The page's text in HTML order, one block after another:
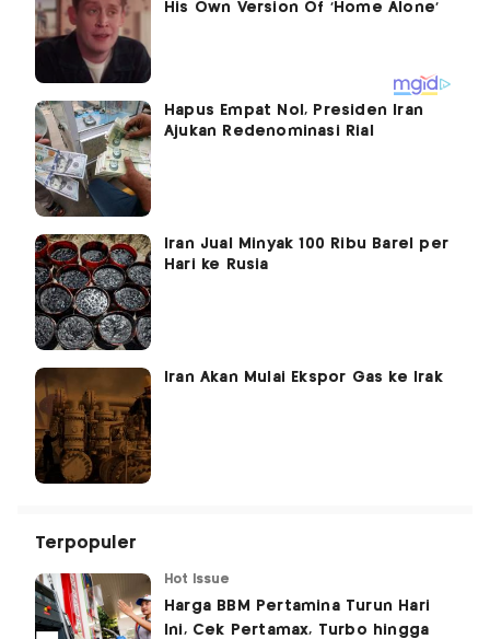
Hapus Empat Nol, Presiden Iran
Ajukan Redenominasi Rial
Iran Jual Minyak 100 Ribu Barel per
Hari ke Rusia
Iran Akan Mulai Ekspor Gas ke Irak
Terpopuler
Hot Issue
Harga BBM Pertamina Turun Hari
Ini, Cek Pertamax, Turbo hingga